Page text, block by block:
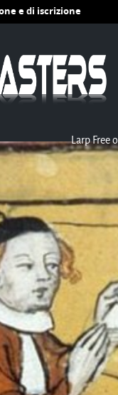
e di iscrizione
Larp Free